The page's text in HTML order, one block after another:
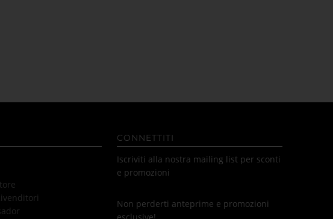
CONNETTITI
Iscriviti alla nostra mailing list per sconti
e promozioni
Non perderti anteprime e promozioni
esclusive!